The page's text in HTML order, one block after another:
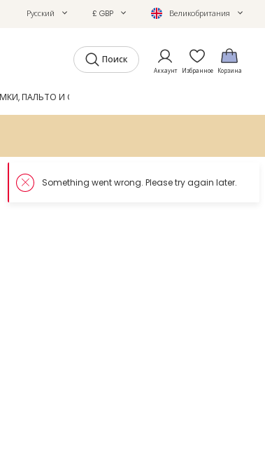
Русский £ GBP Великобритания
Поиск
Аккаунт Избранное Корзина
ПАЛЬТО И ОБУВЬ